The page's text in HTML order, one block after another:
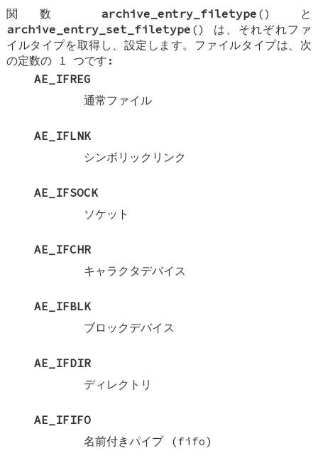
関数 archive_entry_filetype () と
archive_entry_set_filetype () は、それぞれファ
イルタイプを取得し、設定します。ファイルタイプは、次
の定数の 1 つです:
AE_IFREG
通常ファイル
AE_IFLNK
シンボリックリンク
AE_IFSOCK
ソケット
AE_IFCHR
キャラクタデバイス
AE_IFBLK
ブロックデバイス
AE_IFDIR
ディレクトリ
AE_IFIFO
名前付きパイプ (fifo)